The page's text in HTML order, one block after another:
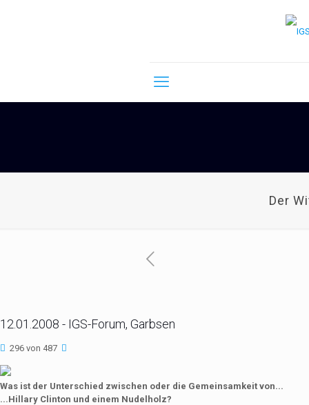
Der
12.01.2008 - IGS-Forum, Garbsen
296 von 487
Was ist der Unterschied zwischen oder die Gemeinsamkeit von...
...Hillary Clinton und einem Nudelholz?